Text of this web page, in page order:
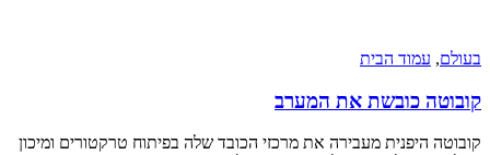
בעולם, עמוד הבית
קובוטה כובשת את המערב
קובוטה היפנית מעבירה את מרכזי הכובד שלה בפיתוח טרקטורים ומיכון